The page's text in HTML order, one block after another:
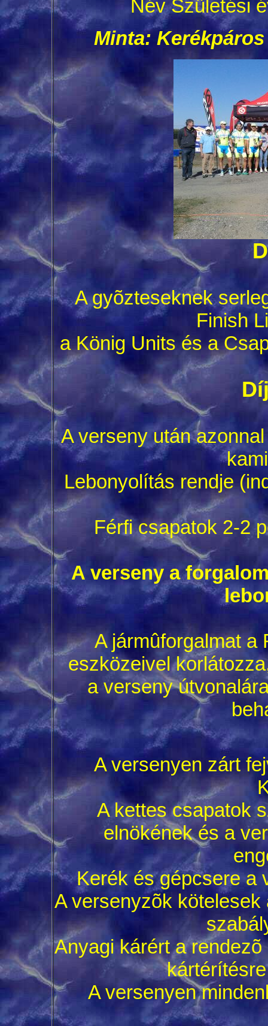
Név Születési
Minta:
A gyõzteseknek
Finish
a König Units és a
A verseny után
Lebonyolítás rendje
Férfi csapatok 2-2
A verseny a
A jármûforgalmat a
eszközeivel
a verseny
A versenyen zárt
A kettes csapatok
elnökének és a
Kerék és gépcsere a
A versenyzõk
Anyagi kárért a
A versenyen